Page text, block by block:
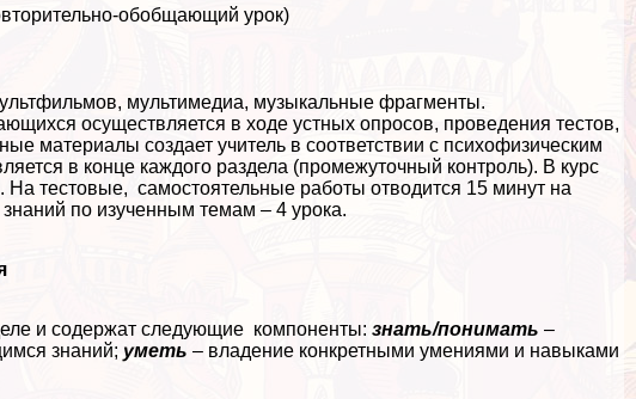
обобщающий урок)
мультимедиа, музыкальные фрагменты.
осуществляется в ходе устных опросов, проведения тестов,
материалы создает учитель в соответствии с психофизическим
в конце каждого раздела (промежуточный контроль). В курс
тестовые, самостоятельные работы отводится 15 минут на
по изученным темам – 4 урока.
и содержат следующие компоненты:знать/понимать –
знаний; уметь – владение конкретными умениями и навыками